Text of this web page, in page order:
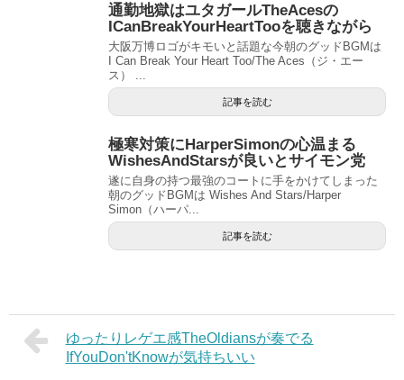
通勤地獄はユタガールTheAcesの
ICanBreakYourHeartTooを聴きながら
大阪万博ロゴがキモいと話題な今朝のグッドBGMは
I Can Break Your Heart Too/The Aces（ジ・エー
ス） ...
記事を読む
極寒対策にHarperSimonの心温まる
WishesAndStarsが良いとサイモン党
遂に自身の持つ最強のコートに手をかけてしまった
朝のグッドBGMは Wishes And Stars/Harper
Simon（ハーパ...
記事を読む
ゆったりレゲエ感TheOldiansが奏でる
IfYouDon'tKnowが気持ちいい